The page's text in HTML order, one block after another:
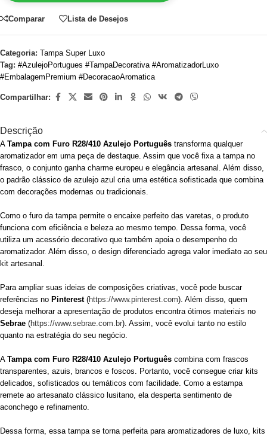
Comparar Lista de Desejos
Categoria: Tampa Super Luxo
Tag: #AzulejoPortugues #TampaDecorativa #AromatizadorLuxo
#EmbalagemPremium #DecoracaoAromatica
Compartilhar:
Descrição
A Tampa com Furo R28/410 Azulejo Português transforma qualquer
aromatizador em uma peça de destaque. Assim que você fixa a tampa no
frasco, o conjunto ganha charme europeu e elegância artesanal. Além disso,
o padrão clássico de azulejo azul cria uma estética sofisticada que combina
com decorações modernas ou tradicionais.
Como o furo da tampa permite o encaixe perfeito das varetas, o produto
funciona com eficiência e beleza ao mesmo tempo. Dessa forma, você
utiliza um acessório decorativo que também apoia o desempenho do
aromatizador. Além disso, o design diferenciado agrega valor imediato ao seu
kit artesanal.
Para ampliar suas ideias de composições criativas, você pode buscar
referências no Pinterest(https://www.pinterest.com). Além disso, quem
deseja melhorar a apresentação de produtos encontra ótimos materiais no
Sebrae (https://www.sebrae.com.br). Assim, você evolui tanto no estilo
quanto na estratégia do seu negócio.
A Tampa com Furo R28/410 Azulejo Português combina com frascos
transparentes, azuis, brancos e foscos. Portanto, você consegue criar kits
delicados, sofisticados ou temáticos com facilidade. Como a estampa
remete ao artesanato clássico lusitano, ela desperta sentimento de
aconchego e refinamento.
Dessa forma, essa tampa se torna perfeita para aromatizadores de luxo, kits